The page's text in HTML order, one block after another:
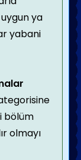
ya
yabani
bölüm
olmayı